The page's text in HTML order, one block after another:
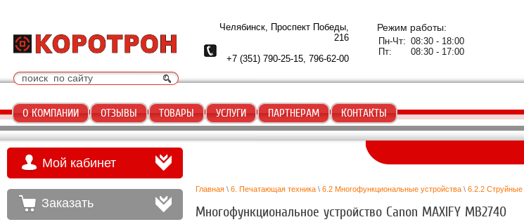
Челябинск, Проспект Победы,
216
+7 (351) 790-25-15, 796-62-00
Режим работы:
Пн-Чт:
Пт:
08:30 - 18:00
08:30 - 17:00
О КОМПАНИИ ОТЗЫВЫ ТОВАРЫ УСЛУГИ ПАРТНЕРАМ КОНТАКТЫ
Мой кабинет
Заказать
Главная \ 6. Печатающая техника \ 6.2 Многофункциональные устройства \ 6.2.2 Струйные
Многофункциональное устройство Canon MAXIFY MB2740